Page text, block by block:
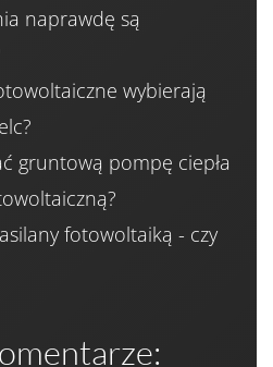
naprawdę są
wybierają
gruntową pompę ciepła
fotowoltaiką - czy